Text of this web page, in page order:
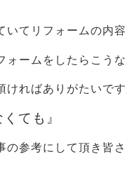
いてリフォームの内
ォームをしたらこう
ればありがたいです
ても』
の参考にして頂き皆